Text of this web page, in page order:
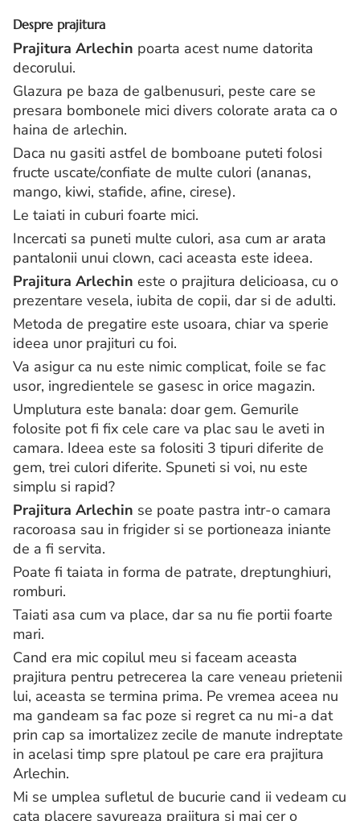
Despre prajitura
Prajitura Arlechin poarta acest nume datorita
decorului.
Glazura pe baza de galbenusuri, peste care se
presara bombonele mici divers colorate arata ca o
haina de arlechin.
Daca nu gasiti astfel de bomboane puteti folosi
fructe uscate/confiate de multe culori (ananas,
mango, kiwi, stafide, afine, cirese).
Le taiati in cuburi foarte mici.
Incercati sa puneti multe culori, asa cum ar arata
pantalonii unui clown, caci aceasta este ideea.
Prajitura Arlechin este o prajitura delicioasa, cu o
prezentare vesela, iubita de copii, dar si de adulti.
Metoda de pregatire este usoara, chiar va sperie
ideea unor prajituri cu foi.
Va asigur ca nu este nimic complicat, foile se fac
usor, ingredientele se gasesc in orice magazin.
Umplutura este banala: doar gem. Gemurile
folosite pot fi fix cele care va plac sau le aveti in
camara. Ideea este sa folositi 3 tipuri diferite de
gem, trei culori diferite. Spuneti si voi, nu este
simplu si rapid?
Prajitura Arlechin se poate pastra intr-o camara
racoroasa sau in frigider si se portioneaza iniante
de a fi servita.
Poate fi taiata in forma de patrate, dreptunghiuri,
romburi.
Taiati asa cum va place, dar sa nu fie portii foarte
mari.
Cand era mic copilul meu si faceam aceasta
prajitura pentru petrecerea la care veneau prietenii
lui, aceasta se termina prima. Pe vremea aceea nu
ma gandeam sa fac poze si regret ca nu mi-a dat
prin cap sa imortalizez zecile de manute indreptate
in acelasi timp spre platoul pe care era prajitura
Arlechin.
Mi se umplea sufletul de bucurie cand ii vedeam cu
cata placere savureaza prajitura si mai cer o